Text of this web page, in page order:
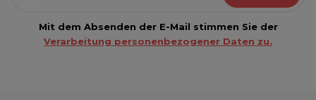
Mit dem Absenden der E-Mail stimmen Sie der
Verarbeitung personenbezogener Daten zu.